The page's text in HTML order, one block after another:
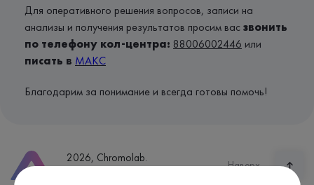
Для оперативного решения вопросов, записи на
анализы и получения результатов просим васзвонить
по телефону кол-центра: 88006002446 или
писать в МАКС
Благодарим за понимание и всегда готовы помочь!
2026, Chromolab.
Наверх